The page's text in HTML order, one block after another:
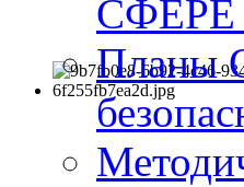
Планы